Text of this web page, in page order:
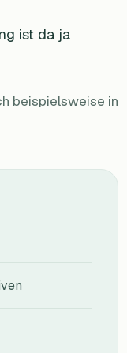
ist da ja
beispielsweise in